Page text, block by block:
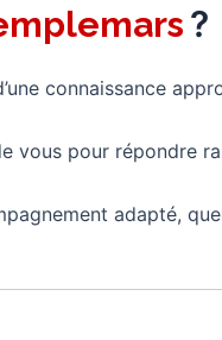
?
connaissance
vous pour répondre
adapté,